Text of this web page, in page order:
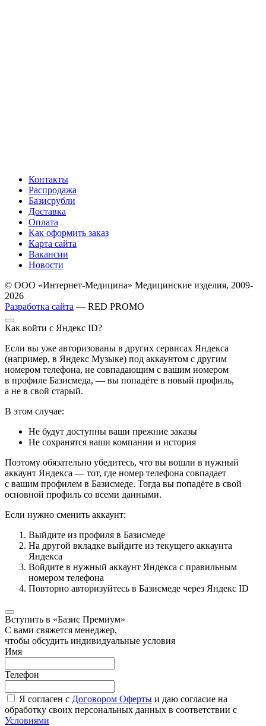
Контакты
Распродажа
Базисрубли
Доставка
Оплата
Как оформить заказ
Карта сайта
Вакансии
Новости
© ООО «Интернет-Медицина» Медицинские изделия, 2009-
2026
Разработка сайта — RED PROMO
Как войти с Яндекс ID?
Если вы уже авторизованы в других сервисах Яндекса
(например, в Яндекс Музыке) под аккаунтом с другим
номером телефона, не совпадающим с вашим номером
в профиле Базисмеда, — вы попадёте в новый профиль,
а не в свой старый.
В этом случае:
Не будут доступны ваши прежние заказы
Не сохранятся ваши компании и история
Поэтому обязательно убедитесь, что вы вошли в нужный
аккаунт Яндекса — тот, где номер телефона совпадает
с вашим профилем в Базисмеде. Тогда вы попадёте в свой
основной профиль со всеми данными.
Если нужно сменить аккаунт:
Выйдите из профиля в Базисмеде
На другой вкладке выйдите из текущего аккаунта
Яндекса
Войдите в нужный аккаунт Яндекса с правильным
номером телефона
Повторно авторизуйтесь в Базисмеде через Яндекс ID
Вступить в «Базис Премиум»
С вами свяжется менеджер,
чтобы обсудить индивидуальные условия
Имя
Телефон
Я согласен с Договором Оферты и даю согласие на
обработку своих персональных данных в соответствии с
Условиями